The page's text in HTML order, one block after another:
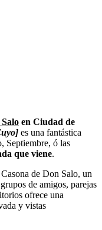
en Ciudad de
es una fantástica
Septiembre, ó las
que viene.
de Don Salo, un
de amigos, parejas
ofrece una
y vistas